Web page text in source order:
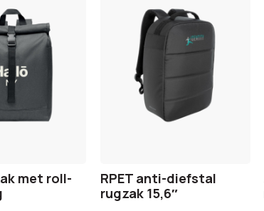
met roll-
RPET anti-diefstal
rugzak 15,6″